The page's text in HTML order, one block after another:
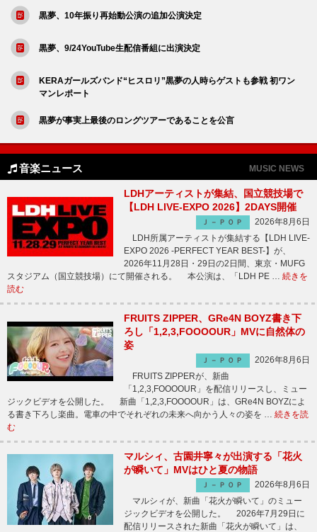
黒夢、10年振り再始動公演の追加公演決定
黒夢、9/24YouTube生配信番組に出演決定
KERAガールズバンド“ヒスロリ”黒夢の人時らゲストも参戦 初ワン
マンレポート
黒夢が事実上最後のロングツアーであることを公言
音楽ニュース MUSIC NEWS
LDHアーティストが集結、国立競技場で
【LDH LIVE-EXPO 2026】2DAYS開催
Ｊ－ＰＯＰ
2026年8月6日
LDH所属アーティストが集結する【LDH LIVE-
EXPO 2026 -PERFECT YEAR BEST-】が、
2026年11月28日・29日の2日間、東京・MUFG
スタジアム（国立競技場）にて開催される。 本公演は、「LDH PE … 続きを
読む
FRUITS ZIPPER、GRe4N BOYZ書き下
ろし「1,2,3,FOOOOUR」MVに自然体の
姿
Ｊ－ＰＯＰ
2026年8月6日
FRUITS ZIPPERが、新曲
「1,2,3,FOOOOUR」を配信リリースし、ミュー
ジックビデオを公開した。 新曲「1,2,3,FOOOOUR」は、GRe4N BOYZによ
る書き下ろし楽曲。電車の中でそれぞれの未来へ向かう人々の姿を … 続きを読
む
マルシィ、古園井寧々が出演する「花火
が瞬いて」MVはひと夏の物語
Ｊ－ＰＯＰ
2026年8月6日
マルシィが、新曲「花火が瞬いて」のミュー
ジックビデオを公開した。 2026年7月29日に
配信リリースされた新曲「花火が瞬いて」は、